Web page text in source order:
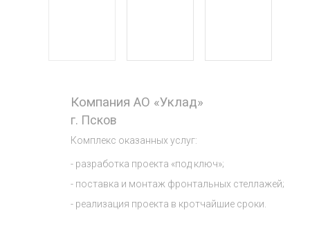
Компания АО «Уклад»
г. Псков
Комплекс оказанных услуг:
- разработка проекта «под ключ»;
- поставка и монтаж фронтальных стеллажей;
- реализация проекта в кротчайшие сроки.